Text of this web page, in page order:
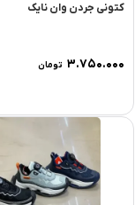
کتونی جردن وان نایک
۳.۷۵۰.۰۰۰ تومان